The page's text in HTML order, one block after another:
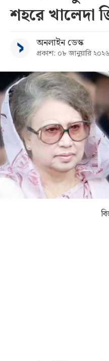
বিভাগ
আর্কাইভ
কনভার্টার
শহরে খালেদা
অনলাইন ডেস্ক
প্রকাশ: ০৮ জানুয়ারি